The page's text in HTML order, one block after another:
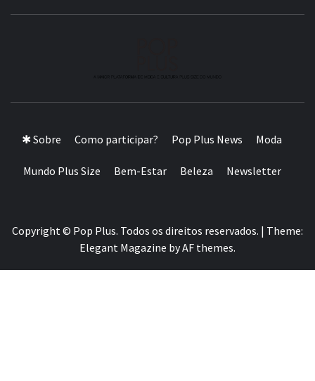
✱ Sobre Como participar? Pop Plus News Moda
Mundo Plus Size Bem-Estar Beleza Newsletter
Copyright © Pop Plus. Todos os direitos reservados. | Theme:
Elegant Magazine byAF themes.